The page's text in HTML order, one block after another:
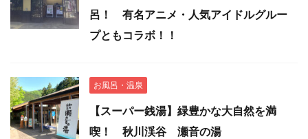
呂！ 有名アニメ・人気アイドルグルー
プともコラボ！！
お風呂・温泉
【スーパー銭湯】緑豊かな大自然を満
喫！ 秋川渓谷 瀬音の湯